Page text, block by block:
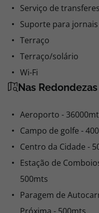
Serviço de transferes
Suporte para jornais
Terraço
Terraço/solário
Wi-Fi
Nas Redondezas
Aeroporto -
Campo de golfe -
Centro da Cidade -
Estação de
500mts
Paragem de